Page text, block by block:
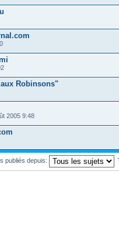
Robinsons"
2005 9:48
publiés depuis: